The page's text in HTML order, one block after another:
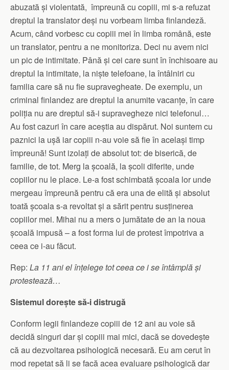
abuzată și violentată, împreună cu copiii, mi s-a refuzat
dreptul la translator deși nu vorbeam limba finlandeză.
Acum, când vorbesc cu copiii mei în limba română, este
un translator, pentru a ne monitoriza. Deci nu avem nici
un pic de intimitate. Până și cei care sunt în închisoare au
dreptul la intimitate, la niște telefoane, la întâlniri cu
familia care să nu fie supravegheate. De exemplu, un
criminal finlandez are dreptul la anumite vacanțe, în care
poliția nu are dreptul să-i supravegheze nici telefonul…
Au fost cazuri în care aceștia au dispărut. Noi suntem cu
paznici la ușă iar copiii n-au voie să fie în același timp
împreună! Sunt izolați de absolut tot: de biserică, de
familie, de tot. Merg la școală, la școli diferite, unde
copiilor nu le place. Le-a fost schimbată școala lor unde
mergeau împreună pentru că era una de elită și absolut
toată școala s-a revoltat și a sărit pentru susținerea
copiilor mei. Mihai nu a mers o jumătate de an la noua
școală impusă – a fost forma lui de protest împotriva a
ceea ce i-au făcut.
Rep: La 11 ani el înțelege tot ceea ce i se întâmplă și
protestează…
Sistemul dorește să-i distrugă
Conform legii finlandeze copiii de 12 ani au voie să
decidă singuri dar și copiii mai mici, dacă se dovedește
că au dezvoltarea psihologică necesară. Eu am cerut în
mod repetat să li se facă acea evaluare psihologică dar